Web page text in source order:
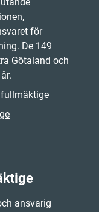
för
De 149
Götaland och
ansvarig